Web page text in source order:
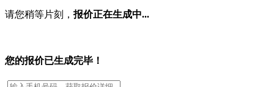
请您稍等片刻， 报价正在生成中...
您的报价已生成完毕！